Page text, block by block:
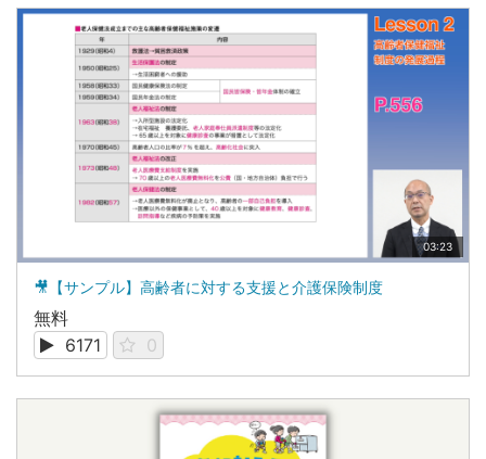
03:23
🎥【サンプル】高齢者に対する支援と介護保険制度
無料
6171
0